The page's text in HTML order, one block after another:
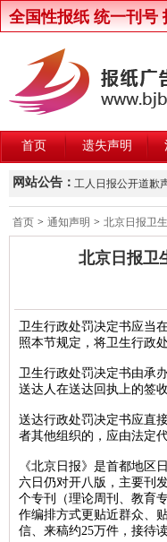
全国性报纸 统一刊号
首页 遗失声明
网站公告： 工人日报公开道歉
楚雄州交通运输局
北京晚报股东大会
中国商报股东会通
中国改革报资产处
北京青年报卫生行
北京日报卫生行政
北京晨报卫生行政
中华工商时报维权
北京晚报税务稽查
经济日报企业维权
法制日报税务稽查
北京晚报建设行政
首页 > 通知声明 > 北京日报卫
北京日报卫
卫生行政处罚决定书应当
照本节规定，将卫生行政
卫生行政处罚决定书由承
送达人在送达回执上的签
送达行政处罚决定书应直
者其他组织的，应由法定
《北京日报》是首都地区
六日仍对开八版，主要刊
个专刊（理论周刊、教育
作编排方式更贴近群众、
信、来稿约25万件，接待